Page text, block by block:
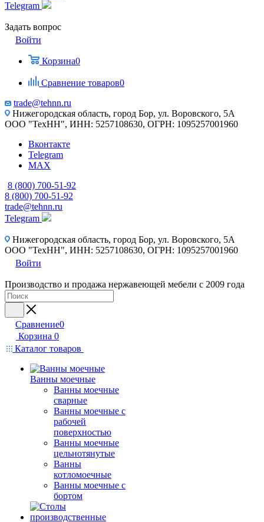
Telegram
Задать вопрос
Войти
Корзина0
Сравнение товаров0
trade@tehnn.ru
Нижегородская область, город Бор, ул. Воровского, 5А
ООО "ТехНН", ИНН: 5257108630, ОГРН: 1095257001960
Вконтакте
Telegram
MAX
8 (800) 700-51-92
8 (800) 700-51-92
trade@tehnn.ru
Telegram
Нижегородская область, город Бор, ул. Воровского, 5А
ООО "ТехНН", ИНН: 5257108630, ОГРН: 1095257001960
Войти
Производство и продажа нержавеющей мебели с 2009 года
Сравнение0
Корзина 0
Каталог товаров
Ванны моечные
Ванны моечные
сварные
Ванны моечные с
рабочей
поверхностью
Ванны моечные
цельнотянутые
Ванны
котломоечные
Ванны моечные с
бортом